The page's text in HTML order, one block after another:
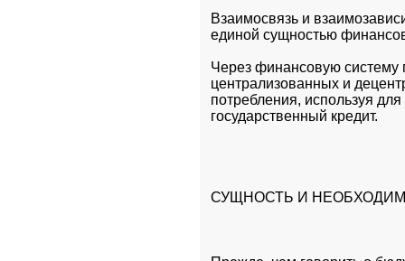
Взаимосвязь и
единой сущностью
Через финансовую систему
централизованных и
потребления, используя
государственный кредит.
СУЩНОСТЬ И